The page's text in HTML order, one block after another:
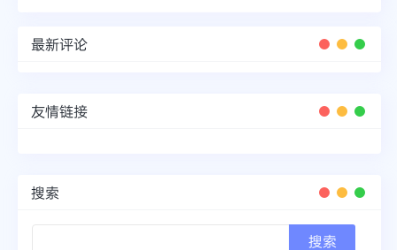
最新评论
友情链接
搜索